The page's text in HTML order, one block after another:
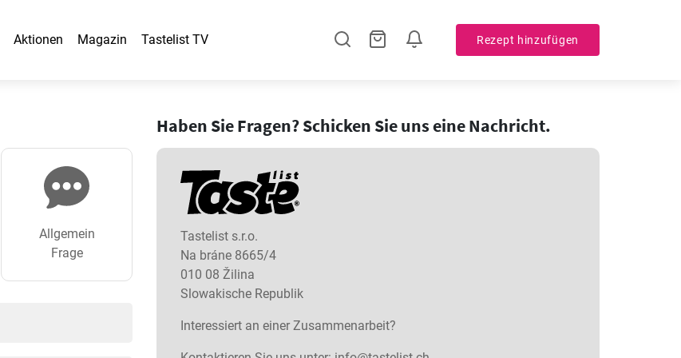
Aktionen Magazin Tastelist TV Rezept hinzufügen
Tastelist s.r.o.
Na bráne 8665/4
010 08 Žilina
Slowakische Republik
Interessiert an einer Zusammenarbeit?
Haben Sie Fragen? Schicken Sie uns eine Nachricht.
Allgemein
Frage